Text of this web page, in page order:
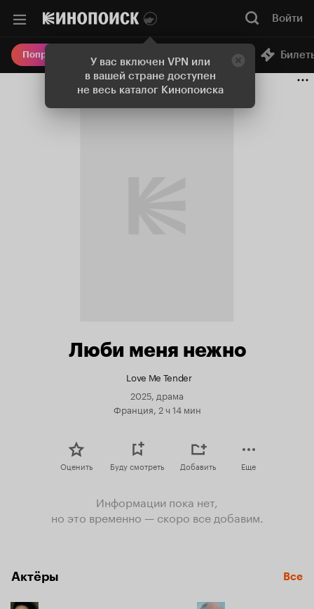
У вас включен VPN или
в вашей стране доступен
не весь каталог Кинопоиска
Войти
Попробовать Плюс Онлайн-кинотеатр
Люби меня нежно
Love Me Tender
2025, драма
Франция, 2 ч 14 мин
Оценить Буду смотреть Добавить Еще
Информации пока нет,
но это временно — скоро все добавим.
Актёры Все